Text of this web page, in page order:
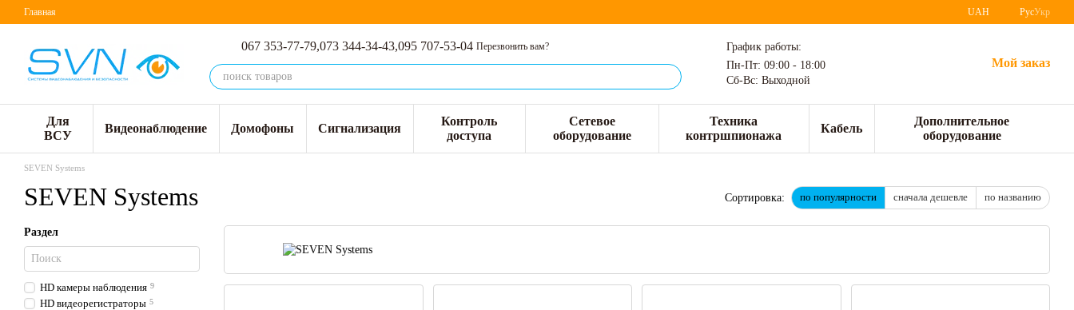
Перейти к основному контенту
Главная UAH РусУкр
067 353-77-79,073 344-34-43,095 707-53-04 Перезвонить вам?
График работы:
Пн-Пт: 09:00 - 18:00
Сб-Вс: Выходной
Мой заказ
Для
ВСУ
Видеонаблюдение Домофоны Сигнализация
Контроль
доступа
Сетевое
оборудование
Техника
контршпионажа
Кабель
Дополнительное
оборудование
SEVEN Systems
SEVEN Systems Сортировка: по популярности сначала дешевле по названию
Раздел
HD камеры наблюдения 9
HD видеорегистраторы 5